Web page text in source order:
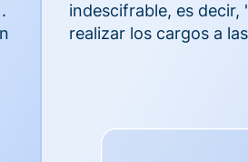
indescifrable, es
realizar los cargos a